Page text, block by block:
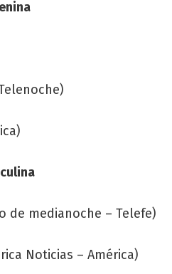
de medianoche – Telefe)
Noticias – América)